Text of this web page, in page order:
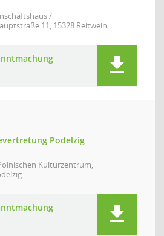
/
11, 15328 Reitwein
Podelzig
Kulturzentrum,